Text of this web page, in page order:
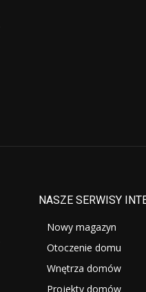
NASZE SERWISY
Nowy magazyn
Otoczenie domu
Wnętrza domów
Projekty domów